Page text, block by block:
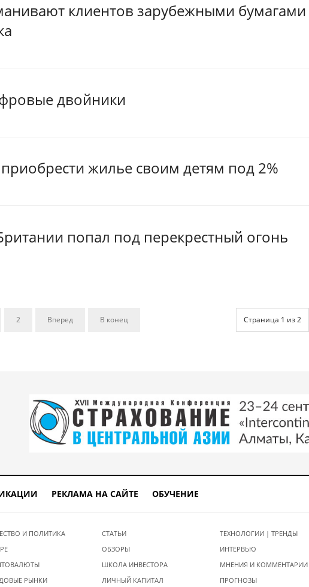
клиентов зарубежными бумагами
двойники
жилье своим детям под 2%
попал под перекрестный огонь
Страница 1 из 2
2 Вперед В конец
РЕКЛАМА НА САЙТЕ ОБУЧЕНИЕ
И ПОЛИТИКА
РЫНКИ
СТАТЬИ
ОБЗОРЫ
ШКОЛА ИНВЕСТОРА
ЛИЧНЫЙ КАПИТАЛ
ТЕХНОЛОГИИ | ТРЕНДЫ
ИНТЕРВЬЮ
МНЕНИЯ И КОММЕНТАРИИ
ПРОГНОЗЫ